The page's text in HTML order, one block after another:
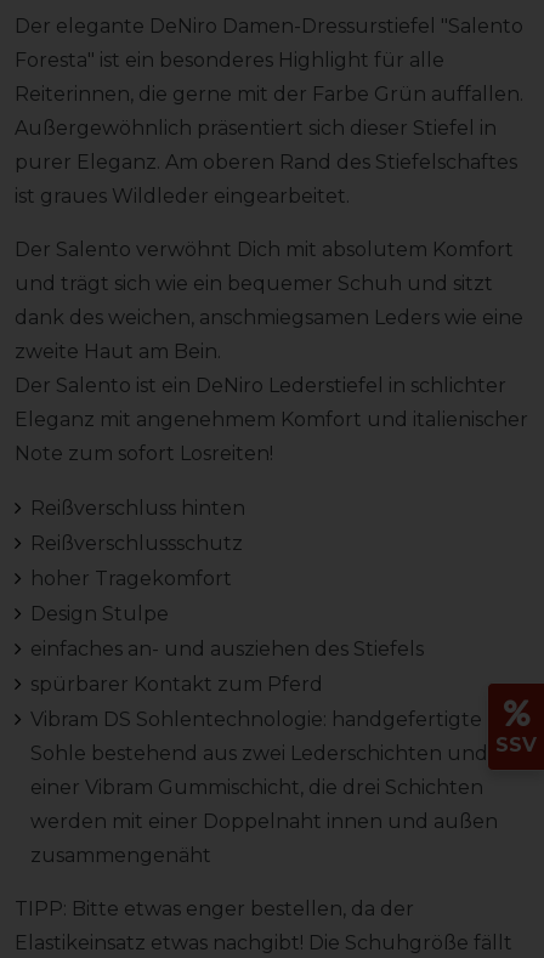
Der elegante DeNiro Damen-Dressurstiefel "Salento
Foresta" ist ein besonderes Highlight für alle
Reiterinnen, die gerne mit der Farbe Grün auffallen.
Außergewöhnlich präsentiert sich dieser Stiefel in
purer Eleganz. Am oberen Rand des Stiefelschaftes
ist graues Wildleder eingearbeitet.
Der Salento verwöhnt Dich mit absolutem Komfort
und trägt sich wie ein bequemer Schuh und sitzt
dank des weichen, anschmiegsamen Leders wie eine
zweite Haut am Bein.
Der Salento ist ein DeNiro Lederstiefel in schlichter
Eleganz mit angenehmem Komfort und italienischer
Note zum sofort Losreiten!
Reißverschluss hinten
Reißverschlussschutz
hoher Tragekomfort
Design Stulpe
einfaches an- und ausziehen des Stiefels
spürbarer Kontakt zum Pferd
Vibram DS Sohlentechnologie: handgefertigte
Sohle bestehend aus zwei Lederschichten und
einer Vibram Gummischicht, die drei Schichten
werden mit einer Doppelnaht innen und außen
zusammengenäht
TIPP: Bitte etwas enger bestellen, da der
Elastikeinsatz etwas nachgibt! Die Schuhgröße fällt
SSV